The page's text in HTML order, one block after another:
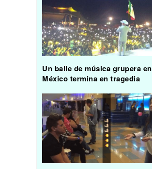
Un baile de música grupera en
México termina en tragedia